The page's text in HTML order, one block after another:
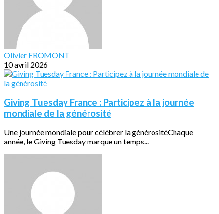
Olivier FROMONT
10 avril 2026
Giving Tuesday France : Participez à la journée
mondiale de la générosité
Une journée mondiale pour célébrer la générositéChaque
année, le Giving Tuesday marque un temps...